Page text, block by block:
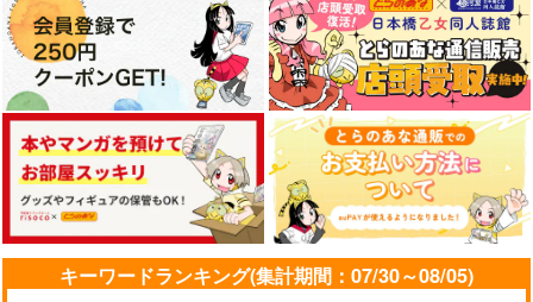
キーワードランキング(集計期間：07/30～08/05)